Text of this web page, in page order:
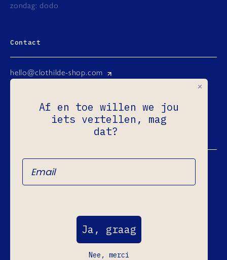
zondag: dodo
Contact
hello@clothilde-shop.com
Facebook
Ondernemingsnr.: 0731.965.760
Refund Policy
Af en toe willen we jou
iets vertellen, mag
dat?
Ja, graag
Nee, merci